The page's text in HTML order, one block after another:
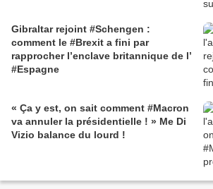
Gibraltar rejoint #Schengen :
comment le #Brexit a fini par
rapprocher l’enclave britannique de l’
#Espagne
« Ça y est, on sait comment #Macron
va annuler la présidentielle ! » Me Di
Vizio balance du lourd !